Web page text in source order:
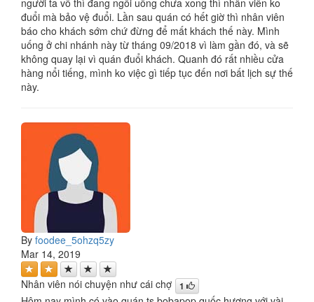
người ta vô thì đang ngồi uống chưa xong thì nhân viên ko
đuổi mà bảo vệ đuổi. Lần sau quán có hết giờ thì nhân viên
báo cho khách sớm chứ đừng để mất khách thế này. Mình
uống ở chi nhánh này từ tháng 09/2018 vì làm gần đó, và sẽ
không quay lại vì quán đuổi khách. Quanh đó rất nhiều cửa
hàng nổi tiếng, mình ko việc gì tiếp tục đến nơi bất lịch sự thế
này.
By foodee_5ohzq5zy
Mar 14, 2019
Nhân viên nói chuyện như cái chợ 1